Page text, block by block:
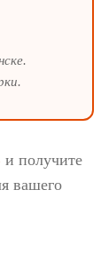
и получите
вашего